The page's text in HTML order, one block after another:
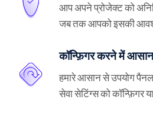
आप अपने प्रोजेक्ट को
जब तक आपको इसकी
कॉन्फ़िगर करने में
हमारे आसान से उपयोग
सेवा सेटिंग्स को कॉन्फ़िगर